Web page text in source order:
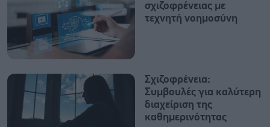
σχιζοφρένειας με
τεχνητή νοημοσύνη
Σχιζοφρένεια:
Συμβουλές για καλύτερη
διαχείριση της
καθημερινότητας